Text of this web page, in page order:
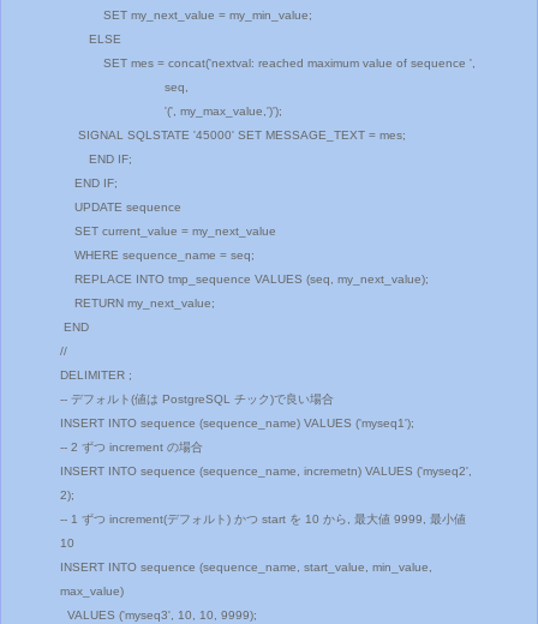
SET my_next_value = my_min_value;
ELSE
SET mes = concat('nextval: reached maximum value of sequence ',
seq,
'(', my_max_value,')');
SIGNAL SQLSTATE '45000' SET MESSAGE_TEXT = mes;
END IF;
END IF;
UPDATE sequence
SET current_value = my_next_value
WHERE sequence_name = seq;
REPLACE INTO tmp_sequence VALUES (seq, my_next_value);
RETURN my_next_value;
END
//
DELIMITER ;
-- デフォルト(値は PostgreSQL チック)で良い場合
INSERT INTO sequence (sequence_name) VALUES ('myseq1');
-- 2 ずつ increment の場合
INSERT INTO sequence (sequence_name, incremetn) VALUES ('myseq2',
2);
-- 1 ずつ increment(デフォルト) かつ start を 10 から, 最大値 9999, 最小値
10
INSERT INTO sequence (sequence_name, start_value, min_value,
max_value)
VALUES ('myseq3', 10, 10, 9999);